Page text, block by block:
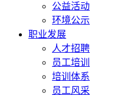
公益活动
环境公示
职业发展
人才招聘
员工培训
培训体系
员工风采